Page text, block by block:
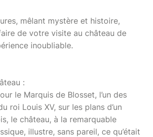
mêlant mystère et histoire,
de votre visite au château de
inoubliable.
:
le Marquis de Blosset, l’un des
roi Louis XV, sur les plans d’un
le château, à la remarquable
illustre, sans pareil, ce qu’était